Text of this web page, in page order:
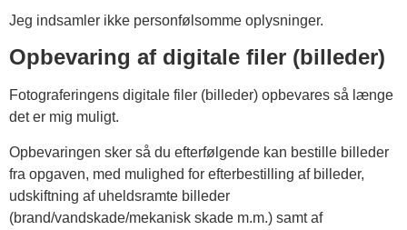
Jeg indsamler ikke personfølsomme oplysninger.
Opbevaring af digitale filer (billeder)
Fotograferingens digitale filer (billeder) opbevares så længe
det er mig muligt.
Opbevaringen sker så du efterfølgende kan bestille billeder
fra opgaven, med mulighed for efterbestilling af billeder,
udskiftning af uheldsramte billeder
(brand/vandskade/mekanisk skade m.m.) samt af